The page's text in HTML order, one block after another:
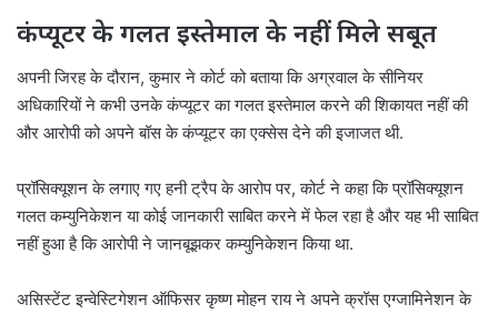
कंप्यूटर के गलत इस्तेमाल के नहीं मिले सबूत
अपनी जिरह के दौरान, कुमार ने कोर्ट को बताया कि अग्रवाल के सीनियर
अधिकारियों ने कभी उनके कंप्यूटर का गलत इस्तेमाल करने की शिकायत नहीं की
और आरोपी को अपने बॉस के कंप्यूटर का एक्सेस देने की इजाजत थी.
प्रॉसिक्यूशन के लगाए गए हनी ट्रैप के आरोप पर, कोर्ट ने कहा कि प्रॉसिक्यूशन
गलत कम्युनिकेशन या कोई जानकारी साबित करने में फेल रहा है और यह भी साबित
नहीं हुआ है कि आरोपी ने जानबूझकर कम्युनिकेशन किया था.
असिस्टेंट इन्वेस्टिगेशन ऑफिसर कृष्ण मोहन राय ने अपने क्रॉस एग्जामिनेशन के